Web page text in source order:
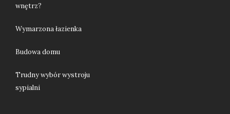
wnętrz?
Wymarzona łazienka
Budowa domu
Trudny wybór wystroju
sypialni